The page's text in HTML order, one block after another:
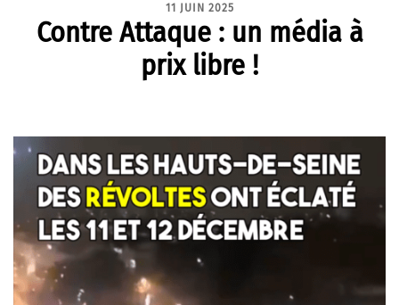
11 JUIN 2025
Contre Attaque : un média à
prix libre !